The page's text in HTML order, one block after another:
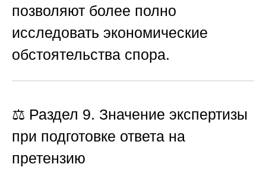
позволяют более полно
исследовать экономические
обстоятельства спора.
⚖️ Раздел 9. Значение экспертизы
при подготовке ответа на
претензию